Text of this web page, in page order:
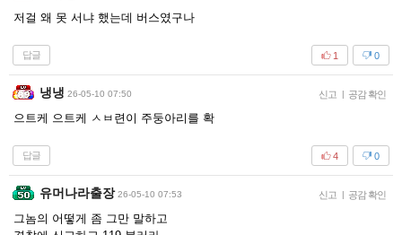
저걸 왜 못 서냐 했는데 버스였구나
답글 0
1
냉냉 26-05-10 07:50 신고 | 공감 확인
으트케 으트케 ㅅㅂ련이 주둥아리를 확
답글 0
4
유머나라출장 26-05-10 07:53 신고 | 공감 확인
그놈의 어떻게 좀 그만 말하고